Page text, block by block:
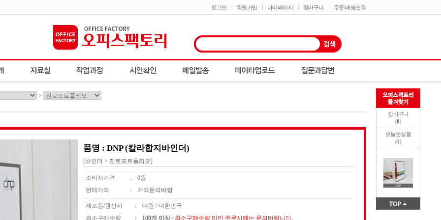
로그인 회원가입 마이페이지 장바구니 주문/배송조회
>
품명 : DNP (칼라합지바인더)
[바인더 > 진로포트폴리오]
소비자가격 :
0원
판매가격
: 가격문의바람
제조원/원산지 :
대원 / 대한민국
최소구매수량
: 100개 이상/ 최소구매수량 미만 주문시에는 문의바랍니다.
장바구니
(0)
오늘본상품
(1)